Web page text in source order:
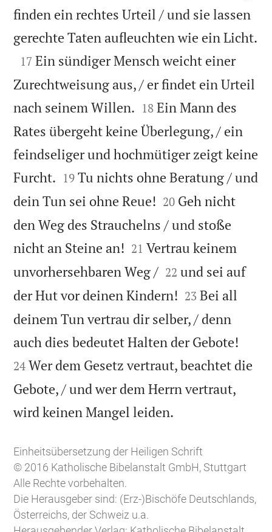
finden ein rechtes Urteil / und sie lassen
gerechte Taten aufleuchten wie ein Licht.

17 Ein sündiger Mensch weicht einer
Zurechtweisung aus, / er findet ein Urteil
nach seinem Willen. 

18 Ein Mann des
Rates übergeht keine Überlegung, / ein
feindseliger und hochmütiger zeigt keine
Furcht. 

19 Tu nichts ohne Beratung / und
dein Tun sei ohne Reue! 

20 Geh nicht
den Weg des Strauchelns / und stoße
nicht an Steine an! 

21 Vertrau keinem
unvorhersehbaren Weg /
22 und sei auf
der Hut vor deinen Kindern! 

23 Bei all
deinem Tun vertrau dir selber, / denn
auch dies bedeutet Halten der Gebote!
24 Wer dem Gesetz vertraut, beachtet die
Gebote, / und wer dem Herrn vertraut,
wird keinen Mangel leiden.
Einheitsübersetzung der Heiligen Schrift
© 2016 Katholische Bibelanstalt GmbH, Stuttgart
Alle Rechte vorbehalten.
Die Herausgeber sind: (Erz-)Bischöfe Deutschlands,
Österreichs, der Schweiz u.a.